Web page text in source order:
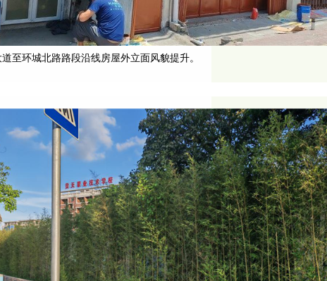
至环城北路路段沿线房屋外立面风貌提升。